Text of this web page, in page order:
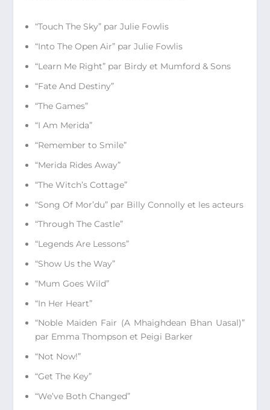
“Touch The Sky” par Julie Fowlis
“Into The Open Air” par Julie Fowlis
“Learn Me Right” par Birdy et Mumford & Sons
“Fate And Destiny”
“The Games”
“I Am Merida”
“Remember to Smile”
“Merida Rides Away”
“The Witch’s Cottage”
“Song Of Mor’du” par Billy Connolly et les acteurs
“Through The Castle”
“Legends Are Lessons”
“Show Us the Way”
“Mum Goes Wild”
“In Her Heart”
“Noble Maiden Fair (A Mhaighdean Bhan Uasal)”
par Emma Thompson et Peigi Barker
“Not Now!”
“Get The Key”
“We’ve Both Changed”